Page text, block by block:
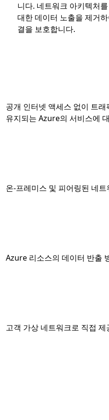
니다. 네트워크 아키텍처
대한 데이터 노출을 제거
결을 보호합니다.
공개 인터넷 액세스 없이 트
유지되는 Azure의 서비스에
온-프레미스 및 피어링된 네
Azure 리소스의 데이터 반출
고객 가상 네트워크로 직접 제